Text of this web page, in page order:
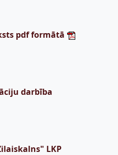
pdf formātā
darbība
LKP